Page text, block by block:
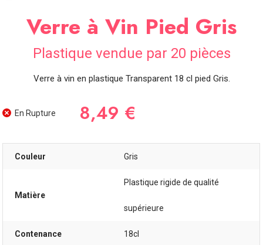
Verre à Vin Pied Gris
Plastique vendue par 20 pièces
Verre à vin en plastique Transparent 18 cl pied Gris.
En Rupture 8,49 €
Couleur Gris
Matière
Plastique rigide de qualité
supérieure
Contenance 18cl